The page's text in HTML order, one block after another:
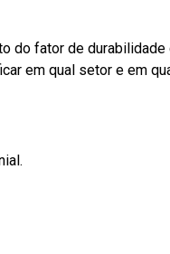
do fator de durabilidade
em qual setor e em